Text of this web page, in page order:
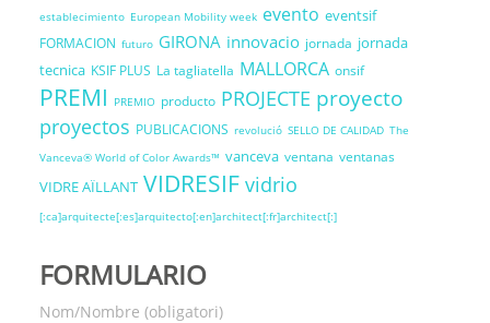
establecimiento European Mobility week evento eventsif
FORMACION futuro GIRONA innovacio jornada jornada
tecnica KSIF PLUS La tagliatella MALLORCA onsif
PREMI PREMIO producto PROJECTE proyecto
proyectos PUBLICACIONS revolució SELLO DE CALIDAD The
Vanceva® World of Color Awards™ vanceva ventana ventanas
VIDRE AÏLLANT VIDRESIF vidrio
[:ca]arquitecte[:es]arquitecto[:en]architect[:fr]architect[:]
FORMULARIO
Nom/Nombre (obligatori)